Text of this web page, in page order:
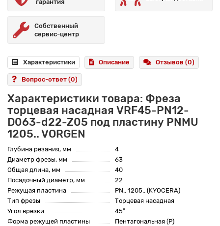
гарантия
Собственный
сервис-центр
Характеристики Описание Отзывов (0)
Вопрос-ответ (0)
Характеристики товара: Фреза
торцевая насадная VRF45-PN12-
D063-d22-Z05 под пластину PNMU
1205.. VORGEN
Глубина резания, мм
4
Диаметр фрезы, мм
63
Общая длина, мм
40
Посадочный диаметр, мм
22
Режущая пластина
PN.. 1205.. (KYOCERA)
Тип фрезы
Торцевая насадная
Угол врезки
45°
Форма режущей пластины
Пентагональная (P)